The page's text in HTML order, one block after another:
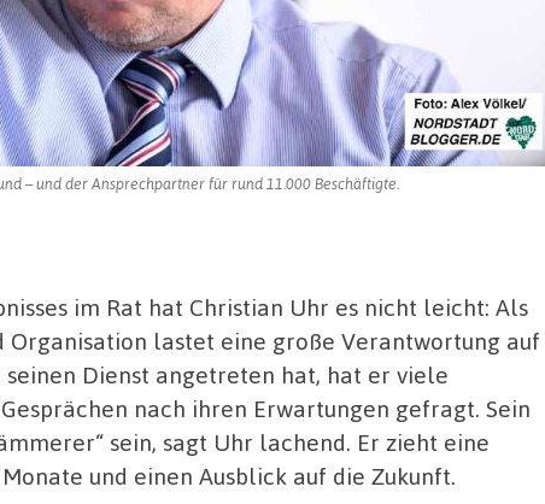
– und der Ansprechpartner für rund 11.000 Beschäftigte.
im Rat hat Christian Uhr es nicht leicht: Als
Organisation lastet eine große Verantwortung auf
Dienst angetreten hat, hat er viele
nach ihren Erwartungen gefragt. Sein
sein, sagt Uhr lachend. Er zieht eine
und einen Ausblick auf die Zukunft.